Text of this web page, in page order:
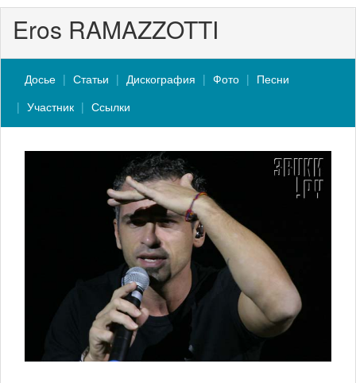
Eros RAMAZZOTTI
Досье Статьи Дискография Фото
Песни
Участник
Ссылки